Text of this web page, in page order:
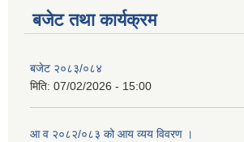
बजेट तथा कार्यक्रम
बजेट २०८३/०८४
मिति: 07/02/2026 - 15:00
आ व २०८२/०८३ को आय व्यय विवरण ।